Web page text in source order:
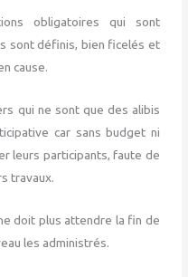
obligatoires qui sont
sont définis, bien ficelés et
cause.
qui ne sont que des alibis
car sans budget ni
leurs participants, faute de
travaux.
doit plus attendre la fin de
les administrés.